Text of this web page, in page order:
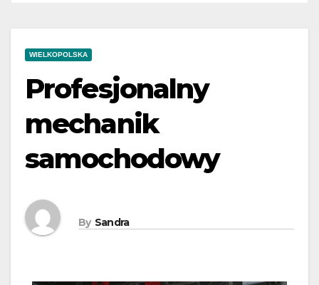
WIELKOPOLSKA
Profesjonalny
mechanik
samochodowy
By Sandra